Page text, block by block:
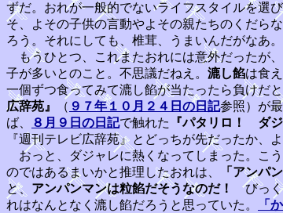
ずだ。おれが一般的でないライフスタイルを選
そ、よその子供の言動やよその親たちのくだら
ろう。それにしても、椎茸、うまいんだがなあ
もうひとつ、これまたおれには意外だったが、
子が多いとのこと。不思議だねえ。 漉し餡は食
一個ずつ食ってみて漉し餡が当たったら負けだと
広辞苑』
（ ９７年１０月２４日の日記参照）が
ば、
８月９日の日記で触れた 『パタリロ！ ダジ
『週刊テレビ広辞苑』とどっちが先だったか、
おっと、ダジャレに熱くなってしまった。こ
のではあるまいかと推理したおれは、
「アンパ
と、 アンパンマンは粒餡だそうなのだ！
びっく
れはなんとなく漉し餡だろうと思っていた。
「